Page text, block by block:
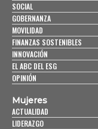
SOCIAL
GOBERNANZA
MOVILIDAD
FINANZAS SOSTENIBLES
INNOVACIÓN
EL ABC DEL ESG
OPINIÓN
Mujeres
ACTUALIDAD
LIDERAZGO